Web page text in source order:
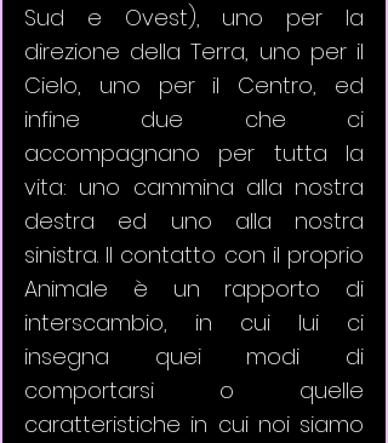
Sud e Ovest), uno per la
direzione della Terra, uno per il
Cielo, uno per il Centro, ed
infine due che ci
accompagnano per tutta la
vita: uno cammina alla nostra
destra ed uno alla nostra
sinistra. Il contatto con il proprio
Animale è un rapporto di
interscambio, in cui lui ci
insegna quei modi di
comportarsi o quelle
caratteristiche in cui noi siamo